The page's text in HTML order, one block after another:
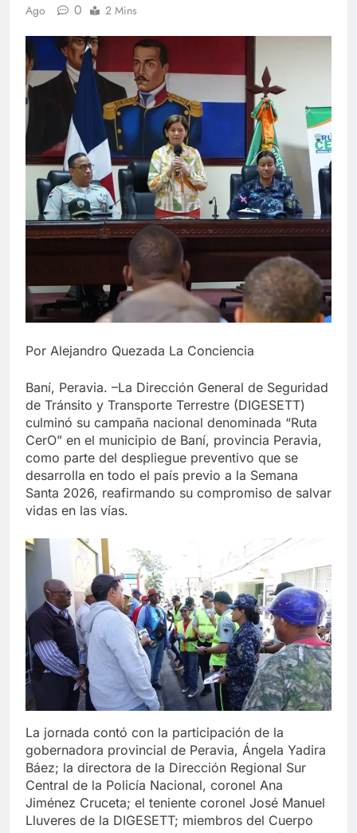
Ago
0 2 Mins
Por Alejandro Quezada La Conciencia
Baní, Peravia. –La Dirección General de Seguridad
de Tránsito y Transporte Terrestre (DIGESETT)
culminó su campaña nacional denominada “Ruta
CerO” en el municipio de Baní, provincia Peravia,
como parte del despliegue preventivo que se
desarrolla en todo el país previo a la Semana
Santa 2026, reafirmando su compromiso de salvar
vidas en las vías.
La jornada contó con la participación de la
gobernadora provincial de Peravia, Ángela Yadira
Báez; la directora de la Dirección Regional Sur
Central de la Policía Nacional, coronel Ana
Jiménez Cruceta; el teniente coronel José Manuel
Lluveres de la DIGESETT; miembros del Cuerpo